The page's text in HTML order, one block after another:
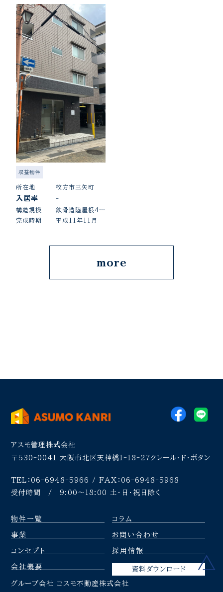
収益物件
所在地 枚方市三矢町
入居率
-
構造規模
鉄骨造陸屋根4階建
完成時期
平成11年11月
more
アスモ管理株式会社
〒530-0041大阪市北区天神橋1-18-27クレール・ド・ボタン
TEL：06-6948-5966 / FAX：06-6948-5968
受付時間 / 9:00〜18:00 土・日・祝日除く
物件一覧 コラム
事業 お問い合わせ
コンセプト 採用情報
会社概要 資料ダウンロード
グループ会社 コスモ不動産株式会社